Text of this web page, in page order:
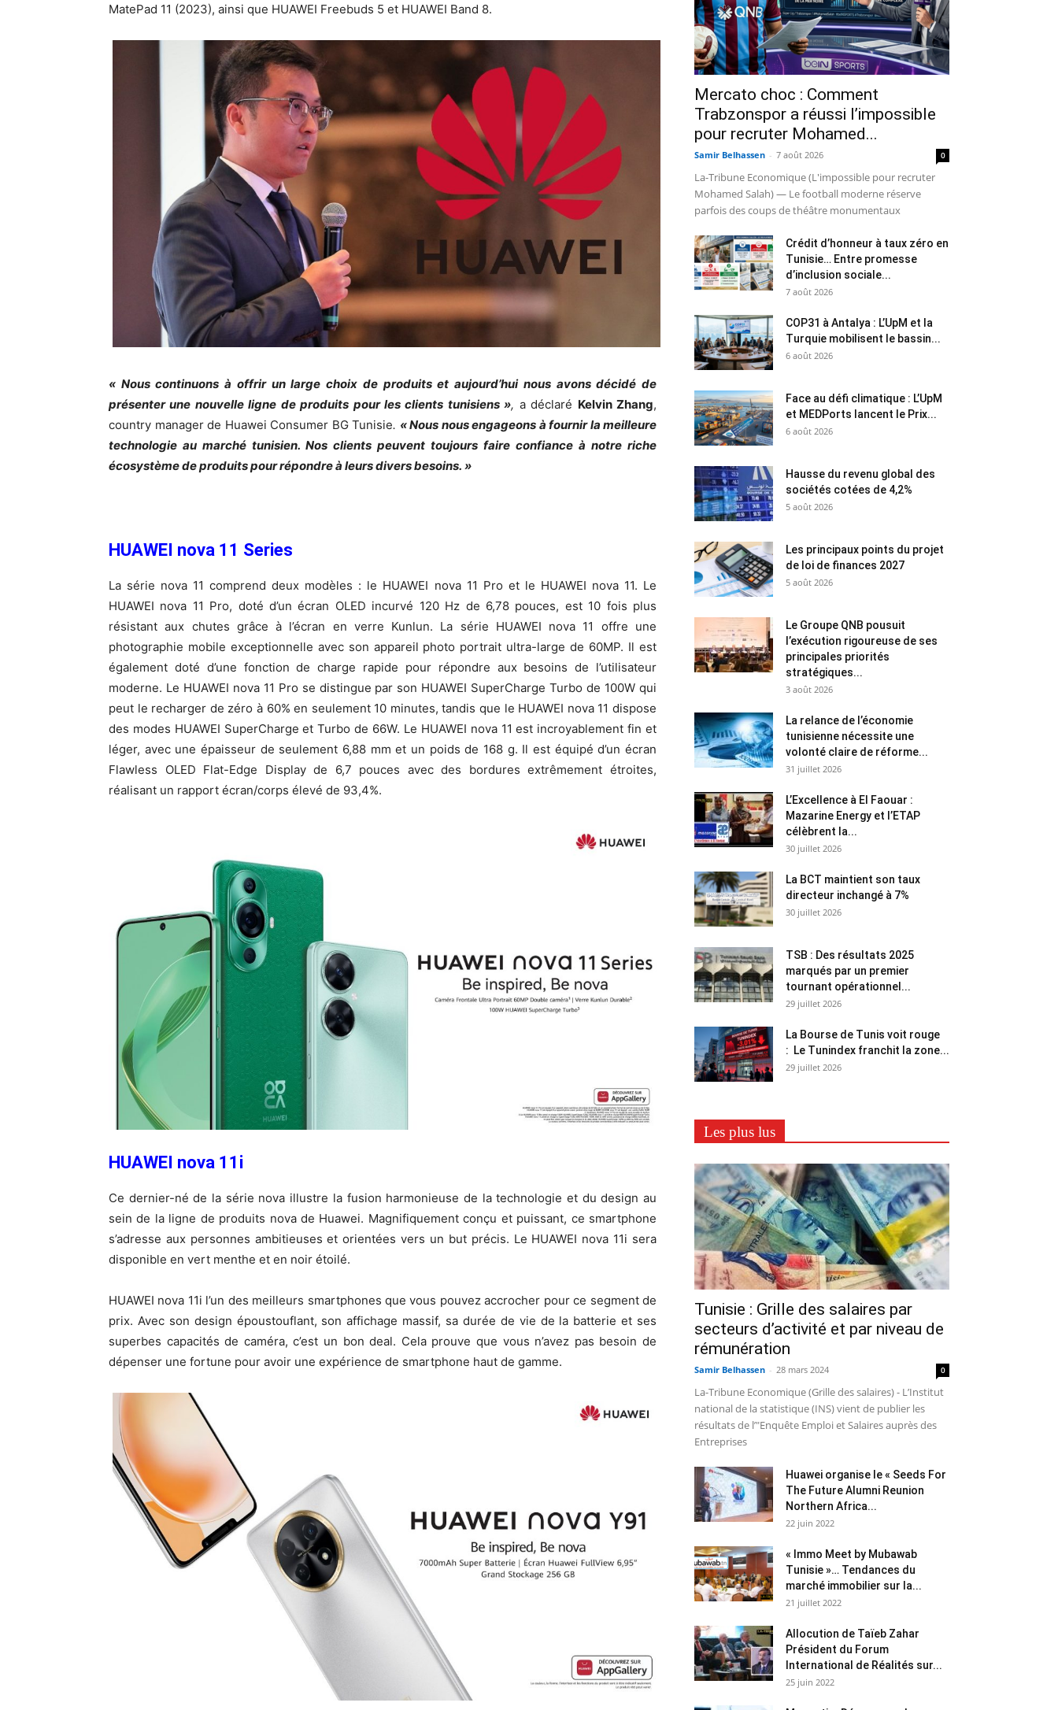
MatePad 11 (2023), ainsi que HUAWEI Freebuds 5 et HUAWEI Band 8.
« Nous continuons à offrir un large choix de produits et aujourd’hui nous avons décidé de
présenter une nouvelle ligne de produits pour les clients tunisiens », a déclaré Kelvin Zhang,
country manager de Huawei Consumer BG Tunisie. « Nous nous engageons à fournir la meilleure
technologie au marché tunisien. Nos clients peuvent toujours faire confiance à notre riche
écosystème de produits pour répondre à leurs divers besoins. »
HUAWEI nova 11 Series
La série nova 11 comprend deux modèles : le HUAWEI nova 11 Pro et le HUAWEI nova 11. Le
HUAWEI nova 11 Pro, doté d’un écran OLED incurvé 120 Hz de 6,78 pouces, est 10 fois plus
résistant aux chutes grâce à l’écran en verre Kunlun. La série HUAWEI nova 11 offre une
photographie mobile exceptionnelle avec son appareil photo portrait ultra-large de 60MP. Il est
également doté d’une fonction de charge rapide pour répondre aux besoins de l’utilisateur
moderne. Le HUAWEI nova 11 Pro se distingue par son HUAWEI SuperCharge Turbo de 100W qui
peut le recharger de zéro à 60% en seulement 10 minutes, tandis que le HUAWEI nova 11 dispose
des modes HUAWEI SuperCharge et Turbo de 66W. Le HUAWEI nova 11 est incroyablement fin et
léger, avec une épaisseur de seulement 6,88 mm et un poids de 168 g. Il est équipé d’un écran
Flawless OLED Flat-Edge Display de 6,7 pouces avec des bordures extrêmement étroites,
réalisant un rapport écran/corps élevé de 93,4%.
HUAWEI nova 11i
Ce dernier-né de la série nova illustre la fusion harmonieuse de la technologie et du design au
sein de la ligne de produits nova de Huawei. Magnifiquement conçu et puissant, ce smartphone
s’adresse aux personnes ambitieuses et orientées vers un but précis. Le HUAWEI nova 11i sera
disponible en vert menthe et en noir étoilé.
HUAWEI nova 11i l’un des meilleurs smartphones que vous pouvez accrocher pour ce segment de
prix. Avec son design époustouflant, son affichage massif, sa durée de vie de la batterie et ses
superbes capacités de caméra, c’est un bon deal. Cela prouve que vous n’avez pas besoin de
dépenser une fortune pour avoir une expérience de smartphone haut de gamme.
Mercato choc : Comment
Trabzonspor a réussi l’impossible
pour recruter Mohamed...
Samir Belhassen - 7 août 2026 0
La-Tribune Economique (L'impossible pour recruter
Mohamed Salah) — Le football moderne réserve
parfois des coups de théâtre monumentaux
Crédit d’honneur à taux zéro en
Tunisie… Entre promesse
d’inclusion sociale...
7 août 2026
COP31 à Antalya : L’UpM et la
Turquie mobilisent le bassin...
6 août 2026
Face au défi climatique : L’UpM
et MEDPorts lancent le Prix...
6 août 2026
Hausse du revenu global des
sociétés cotées de 4,2%
5 août 2026
Les principaux points du projet
de loi de finances 2027
5 août 2026
Le Groupe QNB pousuit
l’exécution rigoureuse de ses
principales priorités
stratégiques...
3 août 2026
La relance de l’économie
tunisienne nécessite une
volonté claire de réforme...
31 juillet 2026
L’Excellence à El Faouar :
Mazarine Energy et l’ETAP
célèbrent la...
30 juillet 2026
La BCT maintient son taux
directeur inchangé à 7%
30 juillet 2026
TSB : Des résultats 2025
marqués par un premier
tournant opérationnel...
29 juillet 2026
La Bourse de Tunis voit rouge
: Le Tunindex franchit la zone...
29 juillet 2026
Les plus lus
Tunisie : Grille des salaires par
secteurs d’activité et par niveau de
rémunération
Samir Belhassen - 28 mars 2024 0
La-Tribune Economique (Grille des salaires) - L’Institut
national de la statistique (INS) vient de publier les
résultats de l’"Enquête Emploi et Salaires auprès des
Entreprises
Huawei organise le « Seeds For
The Future Alumni Reunion
Northern Africa...
22 juin 2022
« Immo Meet by Mubawab
Tunisie »… Tendances du
marché immobilier sur la...
21 juillet 2022
Allocution de Taïeb Zahar
Président du Forum
International de Réalités sur...
25 juin 2022